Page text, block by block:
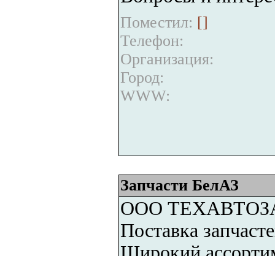
Поместил: []
Телефон:
Организация:
Город:
WWW:
Запчасти БелАЗ
ООО
Поставка